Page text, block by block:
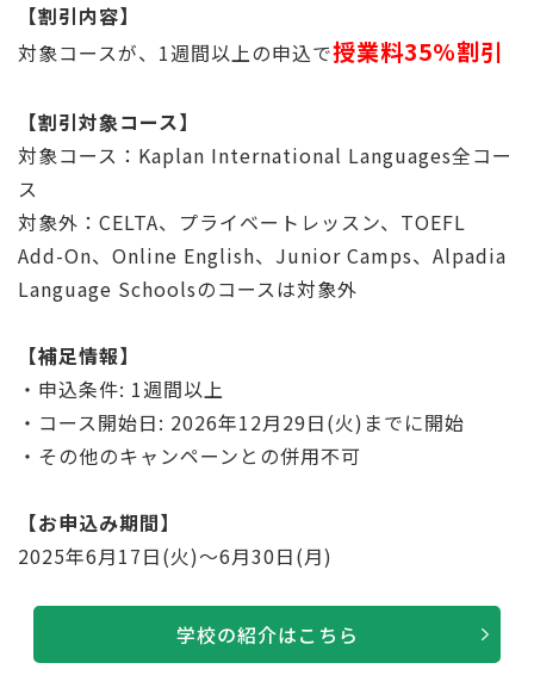
【割引内容】
対象コースが、1週間以上の申込で授業料35%割引
【割引対象コース】
対象コース：Kaplan International Languages全コー
ス
対象外：CELTA、プライベートレッスン、TOEFL
Add-On、Online English、Junior Camps、Alpadia
Language Schoolsのコースは対象外
【補足情報】
・申込条件: 1週間以上
・コース開始日: 2026年12月29日(火)までに開始
・その他のキャンペーンとの併用不可
【お申込み期間】
2025年6月17日(火)～6月30日(月)
学校の紹介はこちら